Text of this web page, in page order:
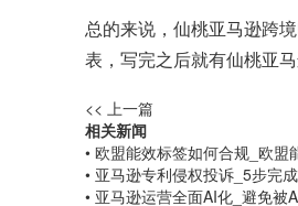
总的来说，仙桃亚马逊跨
表，写完之后就有仙桃亚
<< 上一篇
相关新闻
• 欧盟能效标签如何合规_欧盟
• 亚马逊专利侵权投诉_5步完
• 亚马逊运营全面AI化_避免被